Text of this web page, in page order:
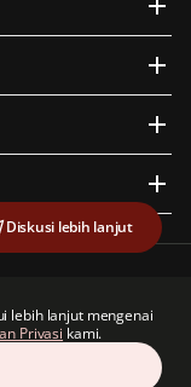
Diskusi lebih lanjut
lebih lanjut mengenai
Privasi kami.